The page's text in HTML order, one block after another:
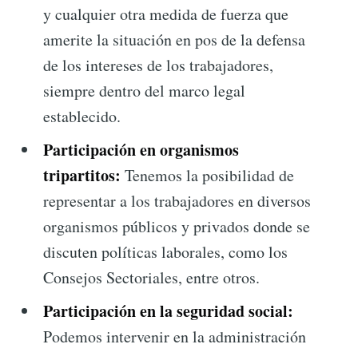
y cualquier otra medida de fuerza que
amerite la situación en pos de la defensa
de los intereses de los trabajadores,
siempre dentro del marco legal
establecido.
Participación en organismos
tripartitos: Tenemos la posibilidad de
representar a los trabajadores en diversos
organismos públicos y privados donde se
discuten políticas laborales, como los
Consejos Sectoriales, entre otros.
Participación en la seguridad social:
Podemos intervenir en la administración